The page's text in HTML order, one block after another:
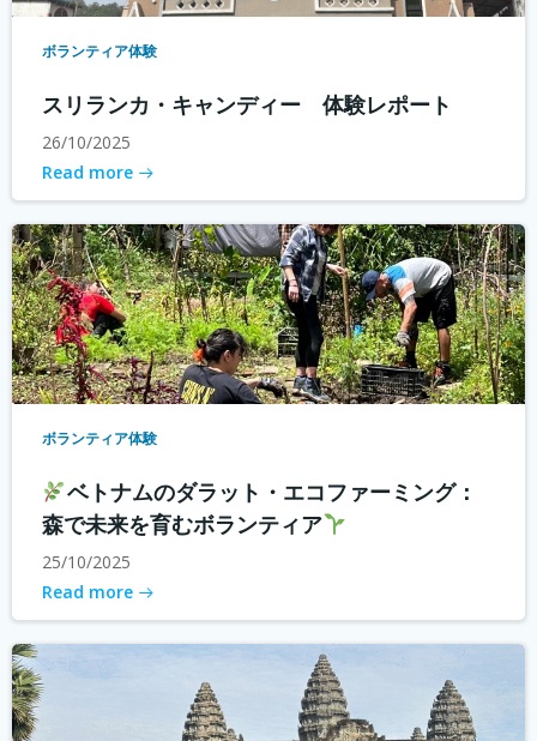
ボランティア体験
スリランカ・キャンディー 体験レポート
26/10/2025
Read more
ボランティア体験
ベトナムのダラット・エコファーミング：
森で未来を育むボランティア
25/10/2025
Read more